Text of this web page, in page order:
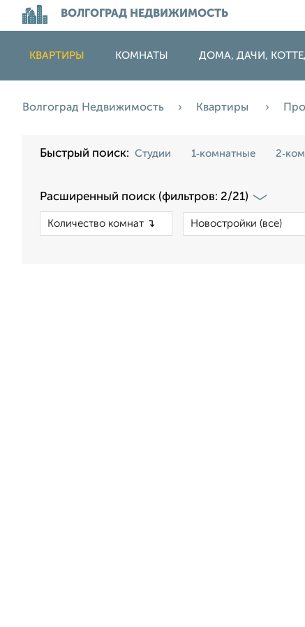
ВОЛГОГРАД НЕДВИЖИМОСТЬ
КВАРТИРЫ КОМНАТЫ ДОМА, ДАЧИ,
Волгоград Недвижимость Квартиры
Быстрый поиск: Студии 1‑комнатные
Расширенный поиск (фильтров: 2/21)